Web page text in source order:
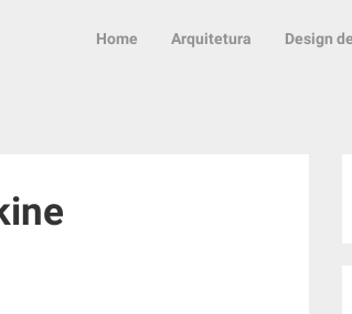
Home Arquitetura Design